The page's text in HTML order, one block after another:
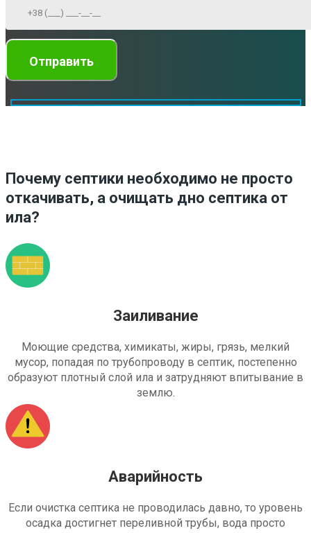
Почему септики необходимо не просто
откачивать, а очищать дно септика от
ила?
Заиливание
Моющие средства, химикаты, жиры, грязь, мелкий
мусор, попадая по трубопроводу в септик, постепенно
образуют плотный слой ила и затрудняют впитывание в
землю.
Аварийность
Если очистка септика не проводилась давно, то уровень
осадка достигнет переливной трубы, вода просто